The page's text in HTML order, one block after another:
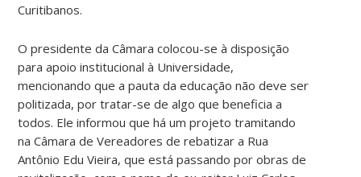
Curitibanos.
O presidente da Câmara colocou-se à disposição
para apoio institucional à Universidade,
mencionando que a pauta da educação não deve ser
politizada, por tratar-se de algo que beneficia a
todos. Ele informou que há um projeto tramitando
na Câmara de Vereadores de rebatizar a Rua
Antônio Edu Vieira, que está passando por obras de